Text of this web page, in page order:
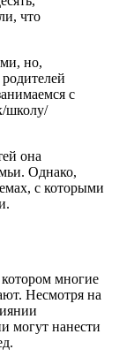
что
но,
с
школу/
она
Однако,
с которыми
многие
Несмотря на
могут нанести